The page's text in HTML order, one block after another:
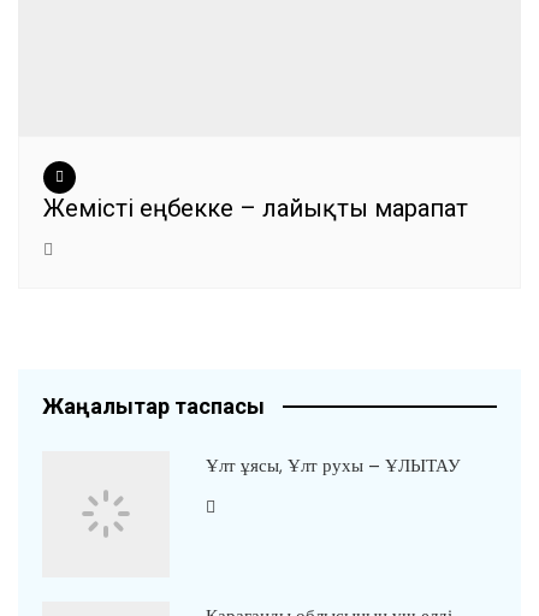
Жемісті еңбекке – лайықты марапат
Жаңалықтар таспасы
Ұлт ұясы, Ұлт рухы – ҰЛЫТАУ